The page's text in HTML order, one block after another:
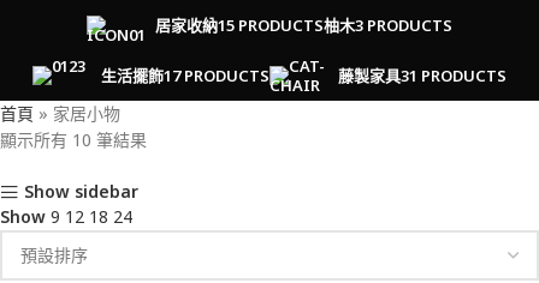
居家收納15 PRODUCTS柚木3 PRODUCTS
生活擺飾17 PRODUCTS 藤製家具31 PRODUCTS
首頁 » 家居小物
顯示所有 10 筆結果
Show sidebar
Show 9 12 18 24